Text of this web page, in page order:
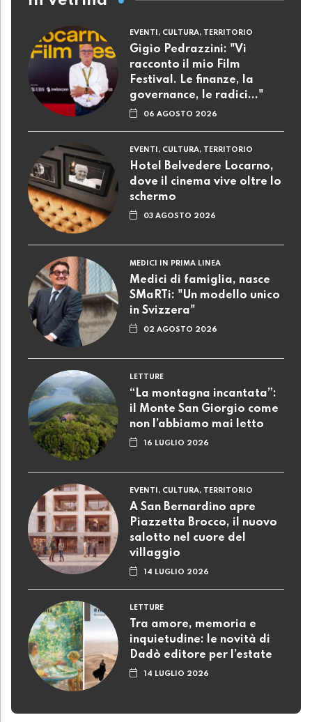
EVENTI, CULTURA, TERRITORIO
Gigio Pedrazzini: "Vi
racconto il mio Film
Festival. Le finanze, la
governance, le radici..."
06 AGOSTO 2026
EVENTI, CULTURA, TERRITORIO
Hotel Belvedere Locarno,
dove il cinema vive oltre lo
schermo
03 AGOSTO 2026
MEDICI IN PRIMA LINEA
Medici di famiglia, nasce
SMaRTi: "Un modello unico
in Svizzera"
02 AGOSTO 2026
LETTURE
“La montagna incantata”:
il Monte San Giorgio come
non l’abbiamo mai letto
16 LUGLIO 2026
EVENTI, CULTURA, TERRITORIO
A San Bernardino apre
Piazzetta Brocco, il nuovo
salotto nel cuore del
villaggio
14 LUGLIO 2026
LETTURE
Tra amore, memoria e
inquietudine: le novità di
Dadò editore per l’estate
14 LUGLIO 2026